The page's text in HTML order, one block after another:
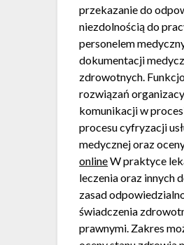
przekazanie do
niezdolnością do
personelem
dokumentacji
zdrowotnych.
rozwiązań
komunikacji w
procesu cyfryzacji
medycznej oraz
onlineW praktyce
leczenia oraz innych
zasad
świadczenia
prawnymi. Zakres